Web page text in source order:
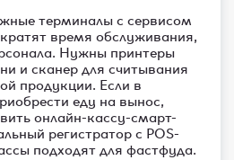
терминалы с сервисом
время обслуживания,
Нужны принтеры
и сканер для считывания
продукции. Если в
еду на вынос,
онлайн-кассу-смарт-
регистратор с POS-
подходят для фастфуда.